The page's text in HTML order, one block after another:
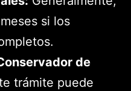
si los
de
trámite puede